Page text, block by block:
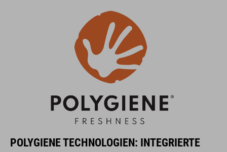
POLYGIENE TECHNOLOGIEN: INTEGRIERTE